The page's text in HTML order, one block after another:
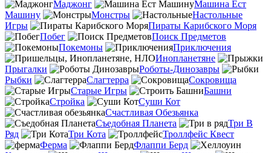
Маджонг
Машина Ест
Машину
Монстры
Настольные
Игры
Пираты Карибского Моря
Побег
Поиск Предметов
Покемоны
Приключения
Инопланетяне
Прыгалки
Роботы-Динозавры
Рыбки
Слагтерра
Сокровища
Старые Игры
Башни
Стройка
Суши Кот
Счастливая Обезьянка
Съедобная Планета
Три В
Ряд
Три Кота
Троллфейс Квест
Ферма
Флаппи Берд